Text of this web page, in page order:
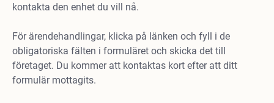
kontakta den enhet du vill nå.
För ärendehandlingar, klicka på länken och fyll i de
obligatoriska fälten i formuläret och skicka det till
företaget. Du kommer att kontaktas kort efter att ditt
formulär mottagits.